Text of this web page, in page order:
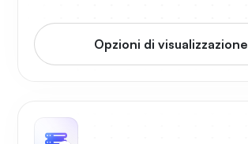
Opzioni di visualizzazione